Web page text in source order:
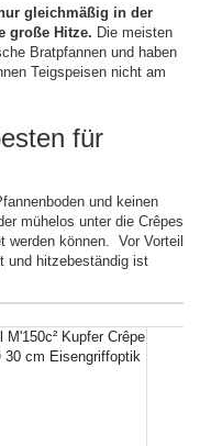
gleichmäßig in der
große Hitze. Die meisten
Bratpfannen und haben
Teigspeisen nicht am
für
und keinen
mühelos unter die Crêpes
werden können. Vor Vorteil
und hitzebeständig ist